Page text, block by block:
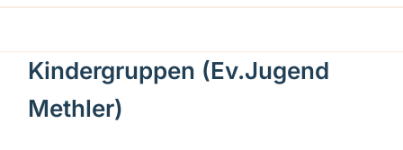
Kindergruppen (Ev.Jugend
Methler)